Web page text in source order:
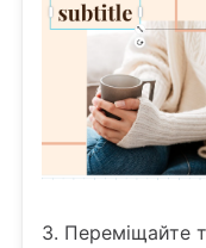
3. Переміщайте